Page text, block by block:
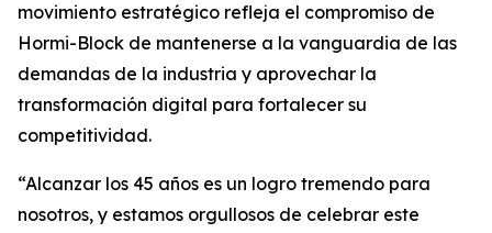
movimiento estratégico refleja el compromiso de
Hormi-Block de mantenerse a la vanguardia de las
demandas de la industria y aprovechar la
transformación digital para fortalecer su
competitividad.
“Alcanzar los 45 años es un logro tremendo para
nosotros, y estamos orgullosos de celebrar este